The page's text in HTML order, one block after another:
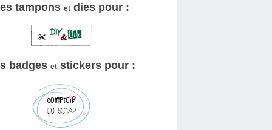
tampons et dies pour :
badges et stickers pour :